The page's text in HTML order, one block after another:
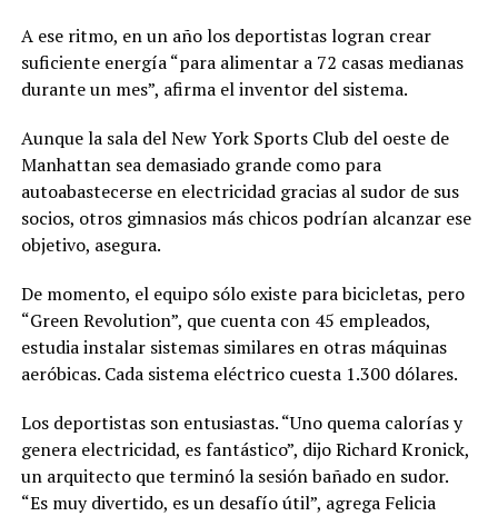
A ese ritmo, en un año los deportistas logran crear
suficiente energía “para alimentar a 72 casas medianas
durante un mes”, afirma el inventor del sistema.
Aunque la sala del New York Sports Club del oeste de
Manhattan sea demasiado grande como para
autoabastecerse en electricidad gracias al sudor de sus
socios, otros gimnasios más chicos podrían alcanzar ese
objetivo, asegura.
De momento, el equipo sólo existe para bicicletas, pero
“Green Revolution”, que cuenta con 45 empleados,
estudia instalar sistemas similares en otras máquinas
aeróbicas. Cada sistema eléctrico cuesta 1.300 dólares.
Los deportistas son entusiastas. “Uno quema calorías y
genera electricidad, es fantástico”, dijo Richard Kronick,
un arquitecto que terminó la sesión bañado en sudor.
“Es muy divertido, es un desafío útil”, agrega Felicia